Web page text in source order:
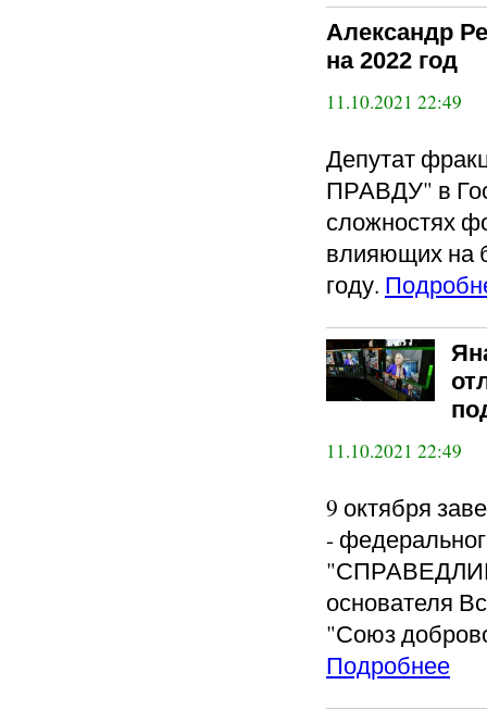
Александр
на 2022 год
11.10.2021 22:49
Депутат
ПРАВДУ" в
сложностях
влияющих на
году.
11.10.2021 22:49
9 октября
-
основателя
"Союз
Подробнее